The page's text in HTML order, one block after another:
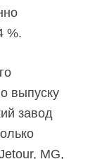
%.
выпуску
завод
MG,